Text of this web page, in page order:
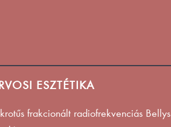
ESZTÉTIKA
frakcionált radiofrekvenciás Bellys